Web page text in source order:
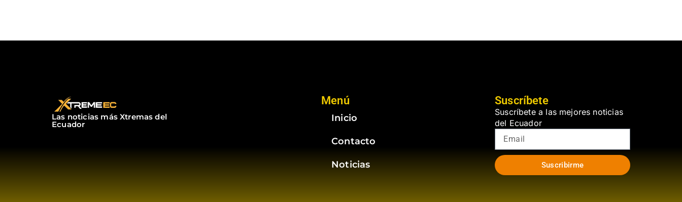
Las noticias más Xtremas del
Ecuador
Menú
Inicio
Contacto
Noticias
Suscríbete
Suscríbete a las mejores noticias
del Ecuador
Suscribirme